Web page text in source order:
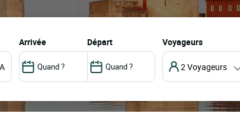
arrivée départ Voyageurs
2 Voyageurs